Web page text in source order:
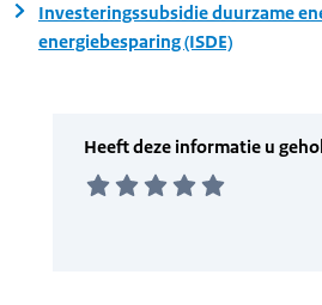
Investeringssubsidie duurzame
energiebesparing (ISDE)